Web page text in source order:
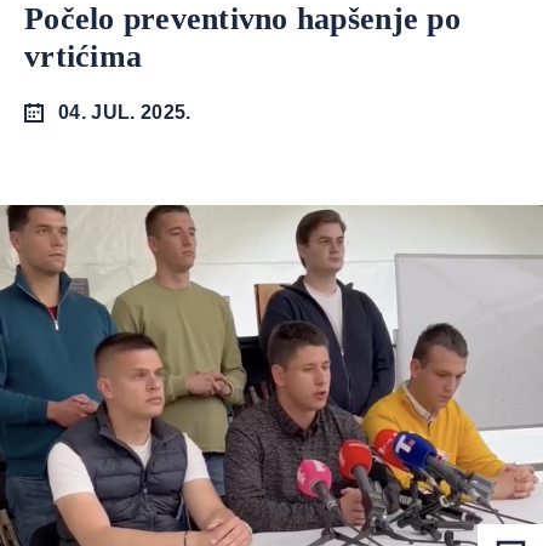
Počelo preventivno hapšenje po
vrtićima
04. JUL. 2025.